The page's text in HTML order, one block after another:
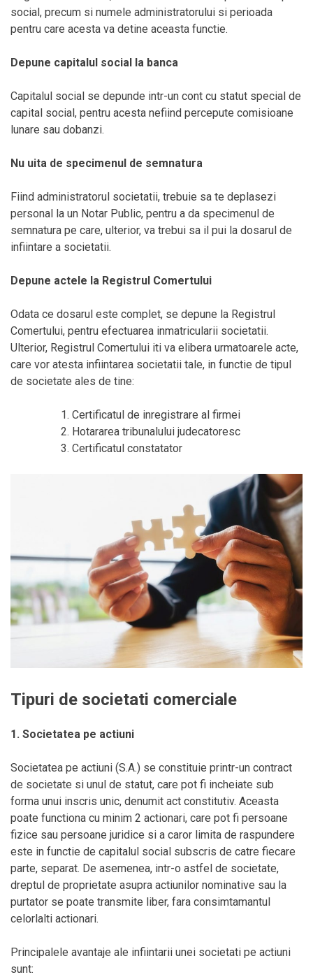
social, precum si numele administratorului si perioada
pentru care acesta va detine aceasta functie.
Depune capitalul social la banca
Capitalul social se depunde intr-un cont cu statut special de
capital social, pentru acesta nefiind percepute comisioane
lunare sau dobanzi.
Nu uita de specimenul de semnatura
Fiind administratorul societatii, trebuie sa te deplasezi
personal la un Notar Public, pentru a da specimenul de
semnatura pe care, ulterior, va trebui sa il pui la dosarul de
infiintare a societatii.
Depune actele la Registrul Comertului
Odata ce dosarul este complet, se depune la Registrul
Comertului, pentru efectuarea inmatricularii societatii.
Ulterior, Registrul Comertului iti va elibera urmatoarele acte,
care vor atesta infiintarea societatii tale, in functie de tipul
de societate ales de tine:
Certificatul de inregistrare al firmei
Hotararea tribunalului judecatoresc
Certificatul constatator
Tipuri de societati comerciale
1. Societatea pe actiuni
Societatea pe actiuni (S.A.) se constituie printr-un contract
de societate si unul de statut, care pot fi incheiate sub
forma unui inscris unic, denumit act constitutiv. Aceasta
poate functiona cu minim 2 actionari, care pot fi persoane
fizice sau persoane juridice si a caror limita de raspundere
este in functie de capitalul social subscris de catre fiecare
parte, separat. De asemenea, intr-o astfel de societate,
dreptul de proprietate asupra actiunilor nominative sau la
purtator se poate transmite liber, fara consimtamantul
celorlalti actionari.
Principalele avantaje ale infiintarii unei societati pe actiuni
sunt: